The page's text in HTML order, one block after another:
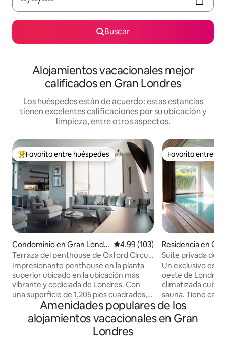
Buscar
Alojamientos vacacionales mejor
calificados en Gran Londres
Los huéspedes están de acuerdo: estas estancias
tienen excelentes calificaciones por su ubicación y
limpieza, entre otros aspectos.
De los mejores en Favorito entre huéspedes
Favorito entre huéspedes
Condominio en Gran Londr
es
Calificación promedio: 4.99 de
4.99 (103)
Terraza del penthouse de Oxford Circus
+ balcón + aire acondicionado + ascensor
Impresionante penthouse en la planta
superior ubicado en la ubicación más
vibrante y codiciada de Londres. Con
una superficie de 1,205 pies cuadrados,
el apartamento bellamente diseñado
cuenta con 2 amplios dormitorios, 2
elegantes baños (uno en suite) y una sala
de estar de planta abierta con sofá cama
Favorito entre
Favorito entre
Residencia en
Suite privada de
alberca interior de
Un exclusivo
oeste de Londres
climatizada
sauna. Tiene capacidad para hasta
6 personas, ideal
pequeños,
ejecutivas. Incluye una cocina
Amenidades populares de los
alojamientos vacacionales en Gran
Londres